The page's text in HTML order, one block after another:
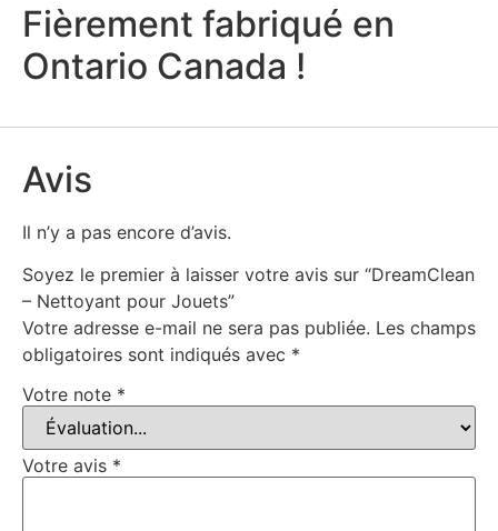
Fièrement fabriqué en
Ontario Canada !
Avis
Il n’y a pas encore d’avis.
Soyez le premier à laisser votre avis sur “DreamClean
– Nettoyant pour Jouets”
Votre adresse e-mail ne sera pas publiée. Les champs
obligatoires sont indiqués avec *
Votre note *
Votre avis *